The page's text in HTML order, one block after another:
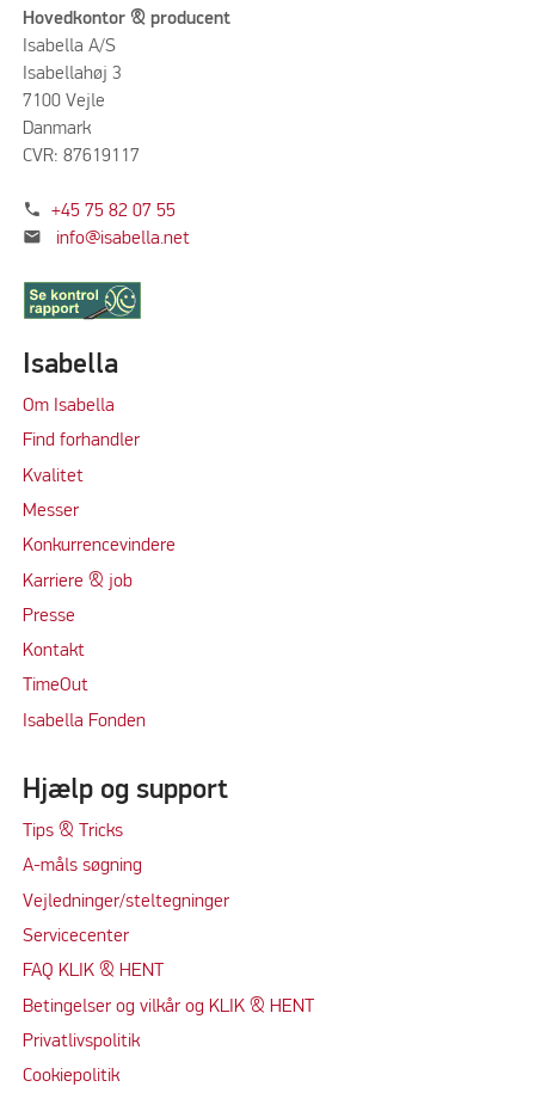
Hovedkontor & producent
Isabella A/S
Isabellahøj 3
7100 Vejle
Danmark
CVR: 87619117
phone +45 75 82 07 55
mail info@isabella.net
Isabella
Om Isabella
Find forhandler
Kvalitet
Messer
Konkurrencevindere
Karriere & job
Presse
Kontakt
TimeOut
Isabella Fonden
Hjælp og support
Tips & Tricks
A-måls søgning
Vejledninger/steltegninger
Servicecenter
FAQ KLIK & HENT
Betingelser og vilkår og KLIK & HENT
Privatlivspolitik
Cookiepolitik